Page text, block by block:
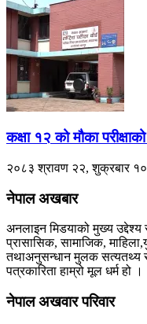
कक्षा १२ को मौका
२०८३ श्रावण २२, शुक्रबार
नेपाल अखबार
अनलाइन मिडयाको मुख्य
प्रासासिक, सामाजिक,
तथाअनुसन्धान मुलक सत्यतथ्य
पत्रकारिता हाम्रो मूल धर्म हो ।
नेपाल अखवार परिवार